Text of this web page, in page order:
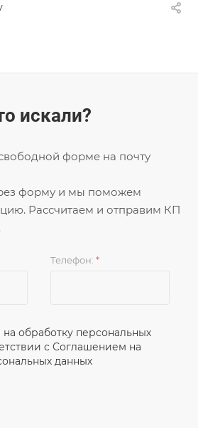
искали?
свободной форме на почту
форму и мы поможем
Рассчитаем и отправим КП
Телефон: *
обработку персональных
с Соглашением на
данных